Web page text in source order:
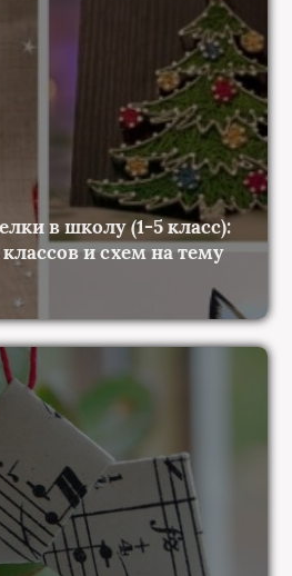
в школу (1-5 класс):
и схем на тему